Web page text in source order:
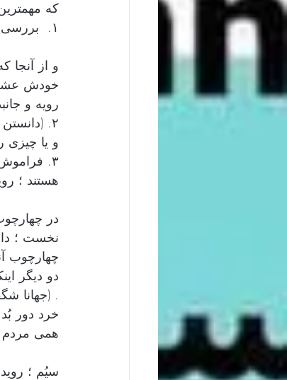
که
۱.  بررسی رویدادها از دید گاه یک تماشاگر و بدون کوچکترین جانبداری .
و از آنجا
خودش
رویه و
۲.
و یا چیزی
۳.
هستند ؛
در
نخست ؛
چهارچوب
دو دیگر
. (جهانا
خرد دور
همی مردم
سیُم ؛